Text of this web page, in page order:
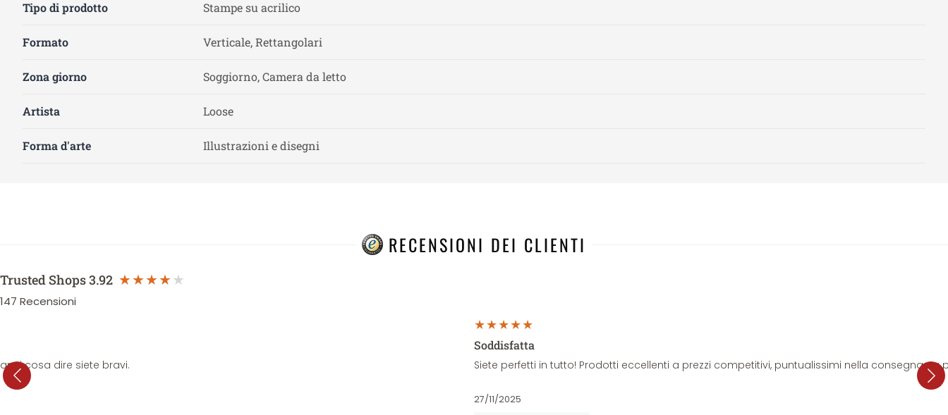
Tipo di prodotto Stampe su acrilico
Formato Verticale, Rettangolari
Zona giorno Soggiorno, Camera da letto
Artista Loose
Forma d'arte Illustrazioni e disegni
RECENSIONI DEI CLIENTI
Trusted Shops3.92
147 Recensioni
cosa dire siete bravi.
Soddisfatta
Siete perfetti in tutto! Prodotti eccellenti a prezzi competitivi, puntualissimi nella consegna. La
27/11/2025